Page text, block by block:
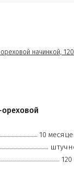
10
120